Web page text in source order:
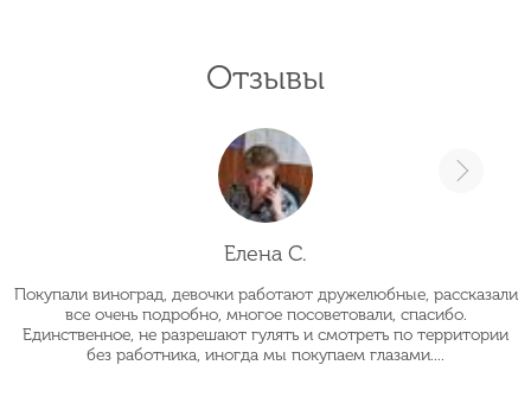
Отзывы
Елена С.
Покупали виноград, девочки работают дружелюбные, рассказали
все очень подробно, многое посоветовали, спасибо.
Единственное, не разрешают гулять и смотреть по территории
без работника, иногда мы покупаем глазами....